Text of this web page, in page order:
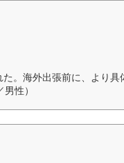
。海外出張前に、より具
性）